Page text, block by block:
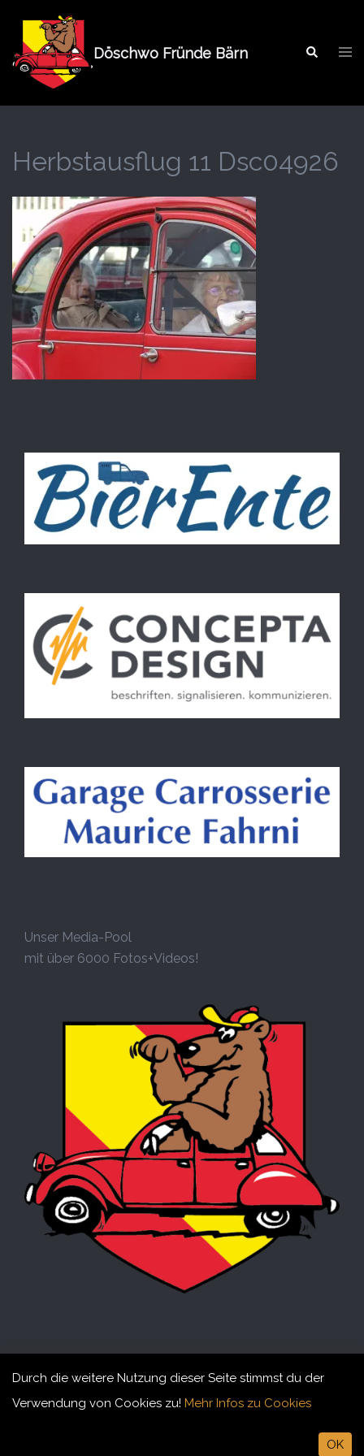
Inhalt
Döschwo Fründe Bärn Search
Herbstausflug 11 Dsc04926
Unser Media-Pool
mit über 6000 Fotos+Videos!
© 2015-2026 Döschwo Fründe Bärn. All rights reserved
Durch die weitere Nutzung dieser Seite stimmst du der
Verwendung von Cookies zu! Mehr Infos zu Cookies
OK